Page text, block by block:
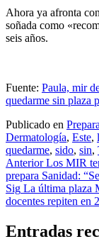
Ahora ya afronta
soñada como
seis años.
Fuente: Paula, mir
quedarme sin plaza
Publicado en
Dermatología, Este,
quedarme, sido, sin,
Navegación
de
entradas
Anterior Los MIR
prepara Sanidad:
Sig La última plaza
docentes repiten en
Entradas